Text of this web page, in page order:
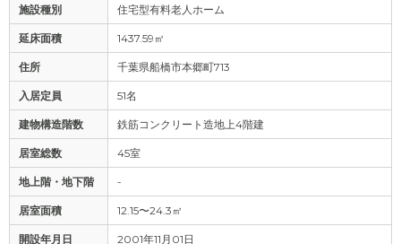
施設種別 住宅型有料老人ホーム
延床面積 1437.59㎡
住所 千葉県船橋市本郷町713
入居定員 51名
建物構造階数 鉄筋コンクリート造地上4階建
居室総数 45室
地上階・地下階 -
居室面積 12.15〜24.3㎡
開設年月日 2001年11月01日